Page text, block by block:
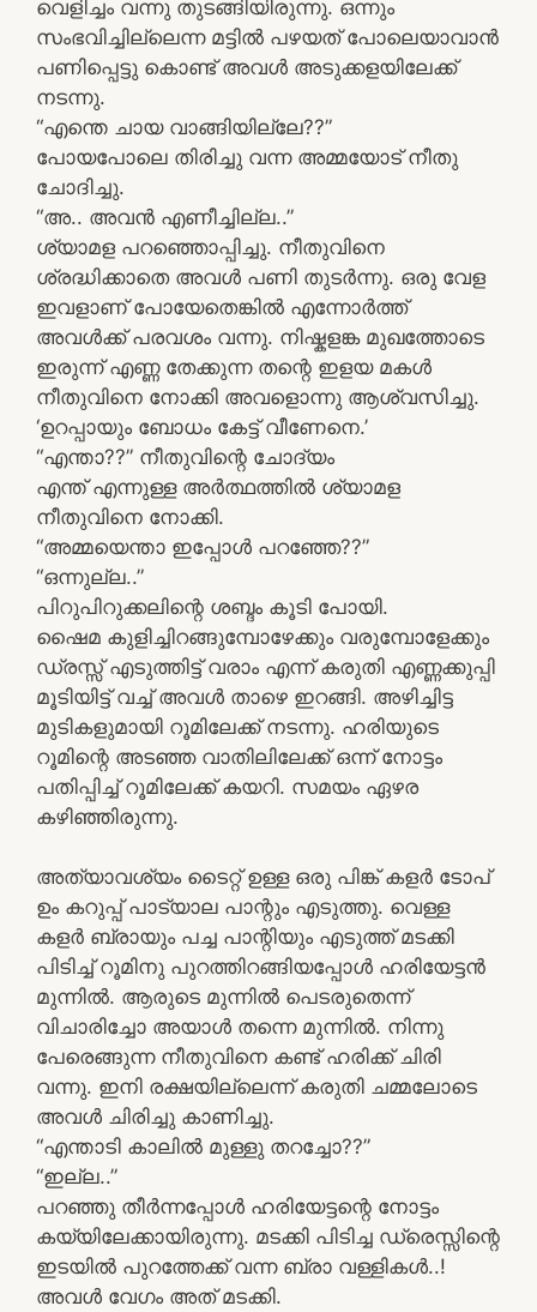
വെളിച്ചം വന്നു തുടങ്ങിയിരുന്നു. ഒന്നും
സംഭവിച്ചില്ലെന്ന മട്ടിൽ പഴയത് പോലെയാവാൻ
പണിപ്പെട്ടു കൊണ്ട് അവൾ അടുക്കളയിലേക്ക്
നടന്നു.
“എന്തെ ചായ വാങ്ങിയില്ലേ??”
പോയപോലെ തിരിച്ചു വന്ന അമ്മയോട് നീതു
ചോദിച്ചു.
“അ.. അവൻ എണീച്ചില്ല..”
ശ്യാമള പറഞ്ഞൊപ്പിച്ചു. നീതുവിനെ
ശ്രദ്ധിക്കാതെ അവൾ പണി തുടർന്നു. ഒരു വേള
ഇവളാണ് പോയേതെങ്കിൽ എന്നോർത്ത്
അവൾക്ക് പരവശം വന്നു. നിഷ്കളങ്ക മുഖത്തോടെ
ഇരുന്ന് എണ്ണ തേക്കുന്ന തന്റെ ഇളയ മകൾ
നീതുവിനെ നോക്കി അവളൊന്നു ആശ്വസിച്ചു.
‘ഉറപ്പായും ബോധം കേട്ട് വീണേനെ.’
“എന്താ??” നീതുവിന്റെ ചോദ്യം
എന്ത് എന്നുള്ള അർത്ഥത്തിൽ ശ്യാമള
നീതുവിനെ നോക്കി.
“അമ്മയെന്താ ഇപ്പോൾ പറഞ്ഞേ??”
“ഒന്നുല്ല..”
പിറുപിറുക്കലിന്റെ ശബ്ദം കൂടി പോയി.
ഷൈമ കുളിച്ചിറങ്ങുമ്പോഴേക്കും വരുമ്പോളേക്കും
ഡ്രസ്സ്‌ എടുത്തിട്ട് വരാം എന്ന് കരുതി എണ്ണക്കുപ്പി
മൂടിയിട്ട് വച്ച് അവൾ താഴെ ഇറങ്ങി. അഴിച്ചിട്ട
മുടികളുമായി റൂമിലേക്ക് നടന്നു. ഹരിയുടെ
റൂമിന്റെ അടഞ്ഞ വാതിലിലേക്ക് ഒന്ന് നോട്ടം
പതിപ്പിച്ച് റൂമിലേക്ക് കയറി. സമയം ഏഴര
കഴിഞ്ഞിരുന്നു.
അത്യാവശ്യം ടൈറ്റ് ഉള്ള ഒരു പിങ്ക് കളർ ടോപ്
ഉം കറുപ്പ് പാട്യാല പാന്റും എടുത്തു. വെള്ള
കളർ ബ്രായും പച്ച പാന്റിയും എടുത്ത് മടക്കി
പിടിച്ച് റൂമിനു പുറത്തിറങ്ങിയപ്പോൾ ഹരിയേട്ടൻ
മുന്നിൽ. ആരുടെ മുന്നിൽ പെടരുതെന്ന്
വിചാരിച്ചോ അയാൾ തന്നെ മുന്നിൽ. നിന്നു
പേരെങ്ങുന്ന നീതുവിനെ കണ്ട് ഹരിക്ക് ചിരി
വന്നു. ഇനി രക്ഷയില്ലെന്ന് കരുതി ചമ്മലോടെ
അവൾ ചിരിച്ചു കാണിച്ചു.
“എന്താടി കാലിൽ മുള്ളു തറച്ചോ??”
“ഇല്ല..”
പറഞ്ഞു തീർന്നപ്പോൾ ഹരിയേട്ടന്റെ നോട്ടം
കയ്യിലേക്കായിരുന്നു. മടക്കി പിടിച്ച ഡ്രെസ്സിന്റെ
ഇടയിൽ പുറത്തേക്ക് വന്ന ബ്രാ വള്ളികൾ..!
അവൾ വേഗം അത് മടക്കി.